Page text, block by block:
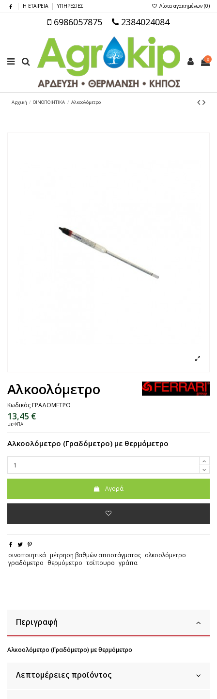
Η ΕΤΑΙΡΕΙΑ ΥΠΗΡΕΣΙΕΣ Λίστα αγαπημένων (0)
6986057875 2384024084
0
Αρχική ΟΙΝΟΠΟΙΗΤΙΚΑ Αλκοολόμετρο
Αλκοολόμετρο
ΚωδικόςΓΡΑΔΟΜΕΤΡΟ
13,45 €
με ΦΠΑ
Αλκοολόμετρο (Γραδόμετρο) με θερμόμετρο
Αγορά
οινοποιητικά μέτρηση βαθμών αποστάγματος αλκοολόμετρο
γραδόμετρο θερμόμετρο τσίπουρο γράπα
Περιγραφή
Αλκοολόμετρο (Γραδόμετρο) με θερμόμετρο
Λεπτομέρειες προϊόντος